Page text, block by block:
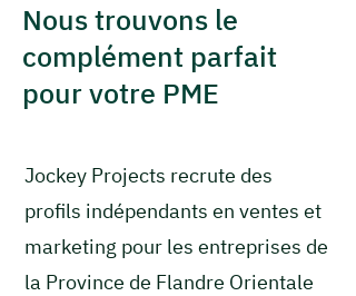
Nous trouvons le
complément parfait
pour votre PME
Jockey Projects recrute des
profils indépendants en ventes et
marketing pour les entreprises de
la Province de Flandre Orientale